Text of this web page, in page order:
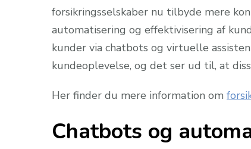
forsikringsselskaber nu tilbyde mere
automatisering og effektivisering af
kunder via chatbots og virtuelle
kundeoplevelse, og det ser ud til, at
Her finder du mere information om
Chatbots og